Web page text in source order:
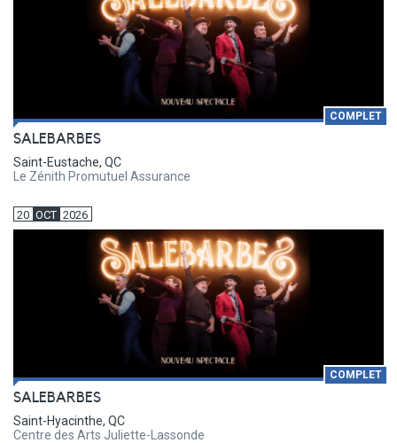
COMPLET
SALEBARBES
Saint-Eustache, QC
Le Zénith Promutuel Assurance
20 OCT 2026
COMPLET
SALEBARBES
Saint-Hyacinthe, QC
Centre des Arts Juliette-Lassonde